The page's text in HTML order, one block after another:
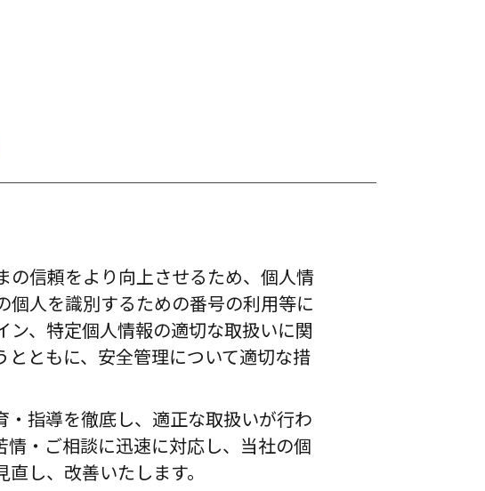
信頼をより向上させるため、個人情
人を識別するための番号の利用等に
、特定個人情報の適切な取扱いに関
ともに、安全管理について適切な措
指導を徹底し、適正な取扱いが行わ
・ご相談に迅速に対応し、当社の個
し、改善いたします。